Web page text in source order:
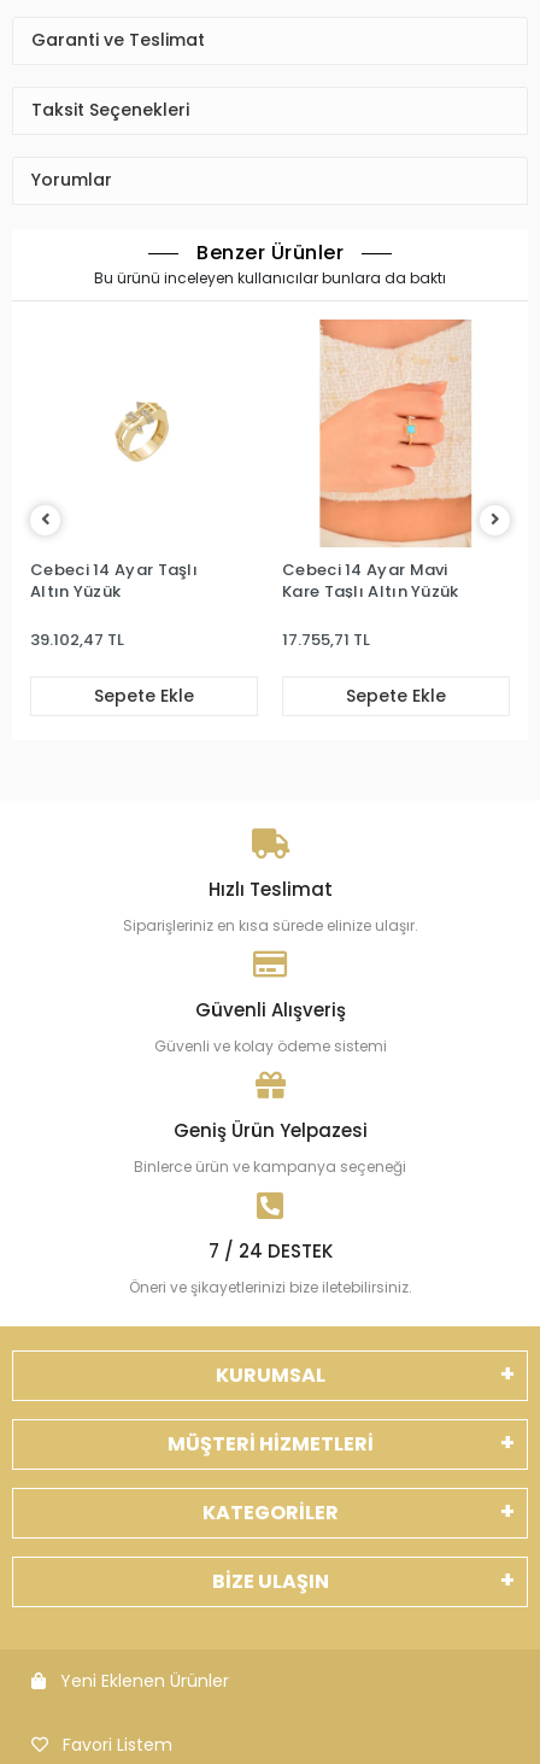
Garanti ve Teslimat
Taksit Seçenekleri
Yorumlar
Benzer Ürünler
Bu ürünü inceleyen kullanıcılar bunlara da baktı
Cebeci 14 Ayar Taşlı
Altın Yüzük
39.102,47 TL
Sepete Ekle
Cebeci 14 Ayar Mavi
Kare Taşlı Altın Yüzük
17.755,71 TL
Sepete Ekle
Hızlı Teslimat
Siparişleriniz en kısa sürede elinize ulaşır.
Güvenli Alışveriş
Güvenli ve kolay ödeme sistemi
Geniş Ürün Yelpazesi
Binlerce ürün ve kampanya seçeneği
7 / 24 DESTEK
Öneri ve şikayetlerinizi bize iletebilirsiniz.
KURUMSAL
MÜŞTERİ HİZMETLERİ
KATEGORİLER
BİZE ULAŞIN
Yeni Eklenen Ürünler
Favori Listem